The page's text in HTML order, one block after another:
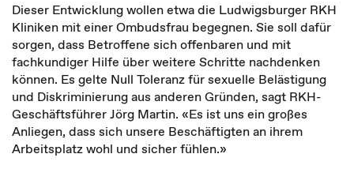
Dieser Entwicklung wollen etwa die Ludwigsburger RKH
Kliniken mit einer Ombudsfrau begegnen. Sie soll dafür
sorgen, dass Betroffene sich offenbaren und mit
fachkundiger Hilfe über weitere Schritte nachdenken
können. Es gelte Null Toleranz für sexuelle Belästigung
und Diskriminierung aus anderen Gründen, sagt RKH-
Geschäftsführer Jörg Martin. «Es ist uns ein großes
Anliegen, dass sich unsere Beschäftigten an ihrem
Arbeitsplatz wohl und sicher fühlen.»